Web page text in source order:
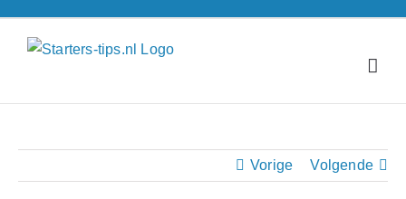
naar
Vorige Volgende